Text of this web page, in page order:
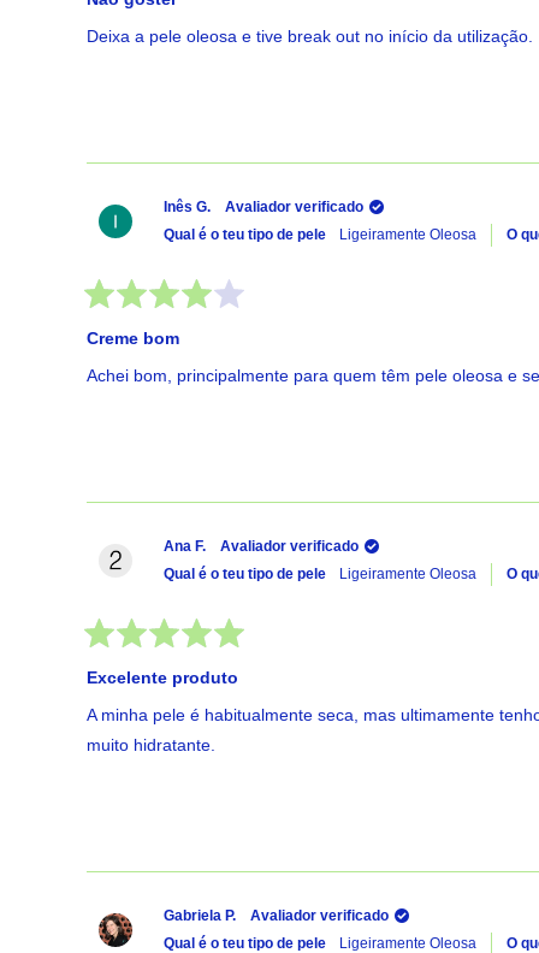
de
5Deixa a pele oleosa e tive break out no início da utilização.
Inês G.
Avaliador verificado
Qual é o teu tipo de pele
Ligeiramente Oleosa O
com
de
5
Creme bom
Achei bom, principalmente para quem têm pele oleosa e
Ana F.
Avaliador verificado
Qual é o teu tipo de pele
Ligeiramente Oleosa O
com
de
5
estrelas
Excelente produto
A minha pele é habitualmente seca, mas ultimamente
muito hidratante.
Gabriela P.
Avaliador verificado
Qual é o teu tipo de pele
Ligeiramente Oleosa O